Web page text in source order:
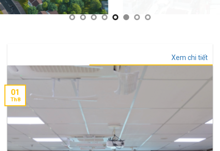
Xem thêm
Xem chi tiết
01
Th8